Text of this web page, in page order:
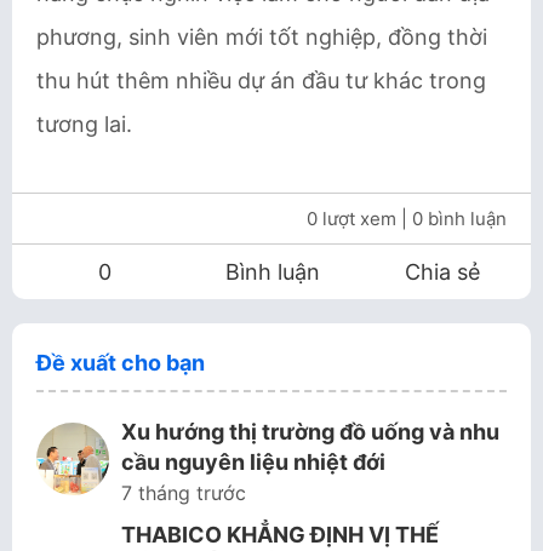
phương, sinh viên mới tốt nghiệp, đồng thời
thu hút thêm nhiều dự án đầu tư khác trong
tương lai.
0 lượt xem | 0 bình luận
0 Bình luận Chia sẻ
Đề xuất cho bạn
Xu hướng thị trường đồ uống và nhu
cầu nguyên liệu nhiệt đới
7 tháng trước
THABICO KHẲNG ĐỊNH VỊ THẾ